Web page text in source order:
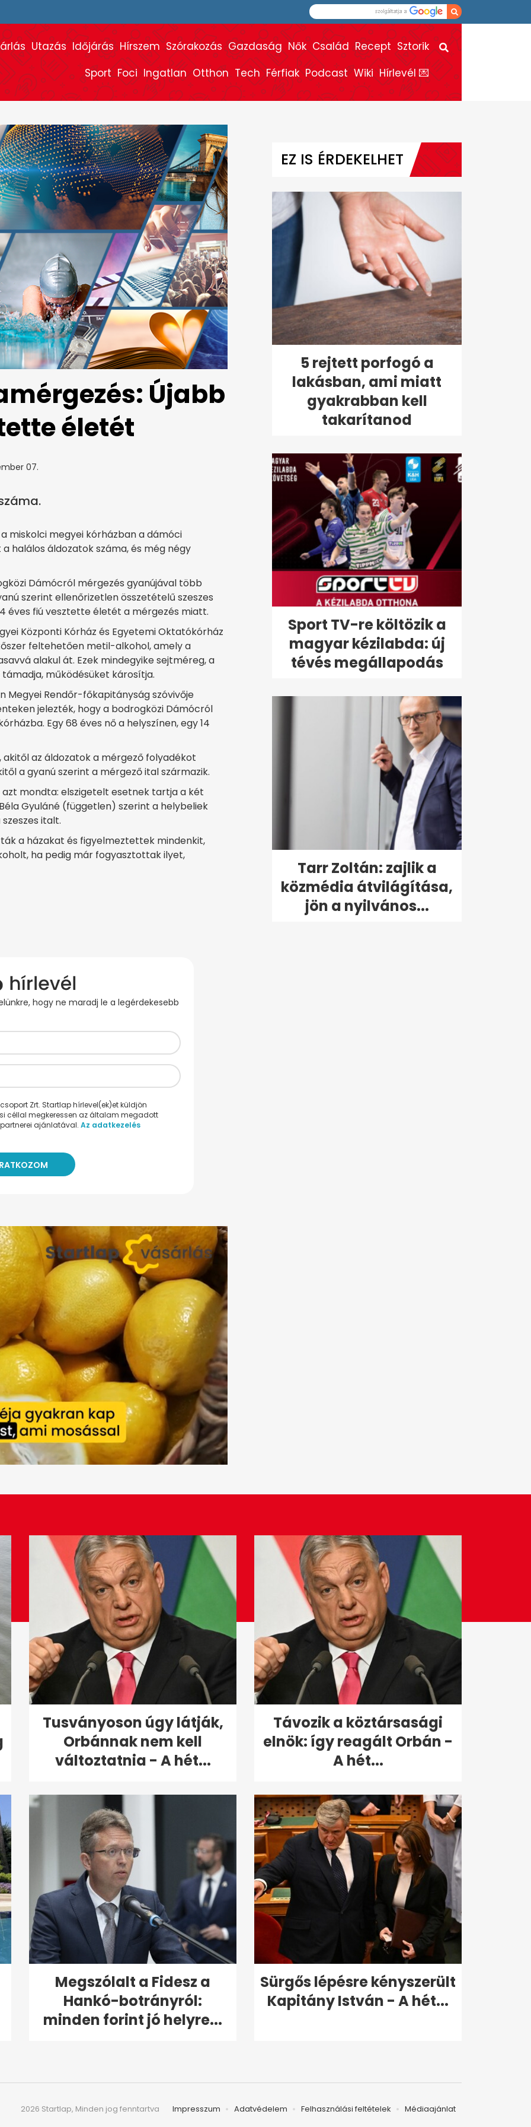
Utazás Időjárás Hírszem Szórakozás Gazdaság Nők Család Recept Sztorik
Sport Foci Ingatlan Otthon Tech Férfiak Podcast Wiki Hírlevél 💌
Újabb
életét
07.
miskolci megyei kórházban a dámóci
halálos áldozatok száma, és még négy
Dámócról mérgezés gyanújával több
szerint ellenőrizetlen összetételű szeszes
éves fiú vesztette életét a mérgezés miatt.
Központi Kórház és Egyetemi Oktatókórház
feltehetően metil-alkohol, amely a
alakul át. Ezek mindegyike sejtméreg, a
működésüket károsítja.
Megyei Rendőr-főkapitányság szóvivője
jelezték, hogy a bodrogközi Dámócról
Egy 68 éves nő a helyszínen, egy 14
az áldozatok a mérgező folyadékot
a gyanú szerint a mérgező ital származik.
mondta: elszigetelt esetnek tartja a két
Gyuláné (független) szerint a helybeliek
italt.
a házakat és figyelmeztettek mindenkit,
ha pedig már fogyasztottak ilyet,
hogy ne maradj le a legérdekesebb
Zrt. Startlap hírlevel(ek)et küldjön
céllal megkeressen az általam megadott
ajánlatával. Az adatkezelés
EZ IS ÉRDEKELHET
5 rejtett porfogó a
lakásban, ami miatt
gyakrabban kell
takarítanod
Sport TV-re költözik a
magyar kézilabda: új
tévés megállapodás
Tarr Zoltán: zajlik a
közmédia átvilágítása,
jön a nyilvános...
Tusványoson úgy látják,
Orbánnak nem kell
változtatnia - A hét...
Távozik a köztársasági
elnök: így reagált Orbán -
A hét...
Megszólalt a Fidesz a
Hankó-botrányról:
minden forint jó helyre...
Sürgős lépésre kényszerült
Kapitány István - A hét...
Impresszum Adatvédelem Felhasználási feltételek Médiaajánlat
2026 Startlap, Minden jog fenntartva